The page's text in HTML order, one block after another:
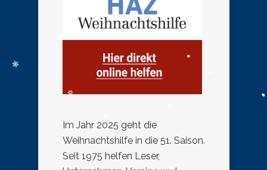
Im Jahr 2025 geht die
Weihnachtshilfe in die 51. Saison.
Seit 1975 helfen Leser,